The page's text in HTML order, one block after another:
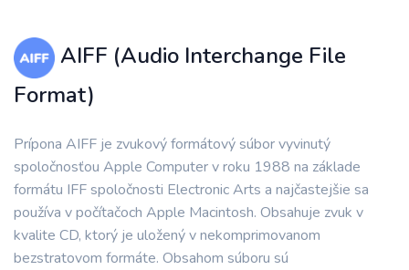
AIFF (Audio Interchange File
Format)
Prípona AIFF je zvukový formátový súbor vyvinutý
spoločnosťou Apple Computer v roku 1988 na základe
formátu IFF spoločnosti Electronic Arts a najčastejšie sa
používa v počítačoch Apple Macintosh. Obsahuje zvuk v
kvalite CD, ktorý je uložený v nekomprimovanom
bezstratovom formáte. Obsahom súboru sú